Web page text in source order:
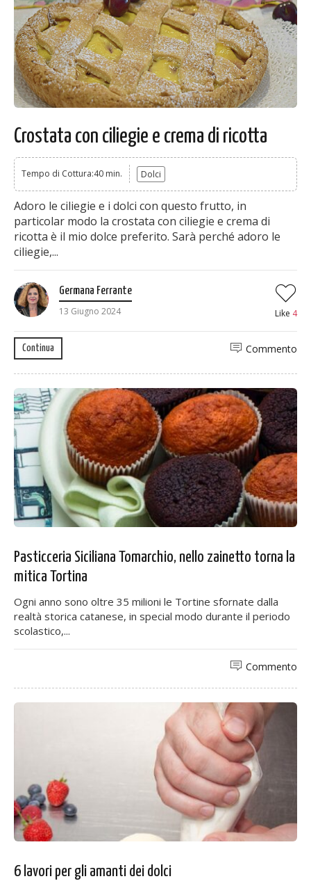
Crostata con ciliegie e crema di ricotta
Tempo di Cottura:40 min. Dolci
Adoro le ciliegie e i dolci con questo frutto, in
particolar modo la crostata con ciliegie e crema di
ricotta è il mio dolce preferito. Sarà perché adoro le
ciliegie,...
Germana Ferrante
13 Giugno 2024
Like 4
Continua Commento
Pasticceria Siciliana Tomarchio, nello zainetto torna la
mitica Tortina
Ogni anno sono oltre 35 milioni le Tortine sfornate dalla
realtà storica catanese, in special modo durante il periodo
scolastico,...
Commento
6 lavori per gli amanti dei dolci